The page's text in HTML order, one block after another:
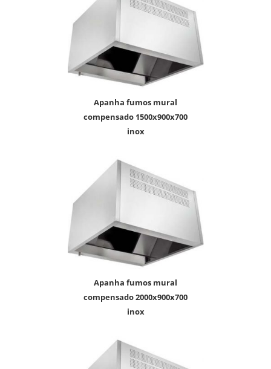
apanha fumos mural
compensado 1500x900x700
inox
apanha fumos mural
compensado 2000x900x700
inox